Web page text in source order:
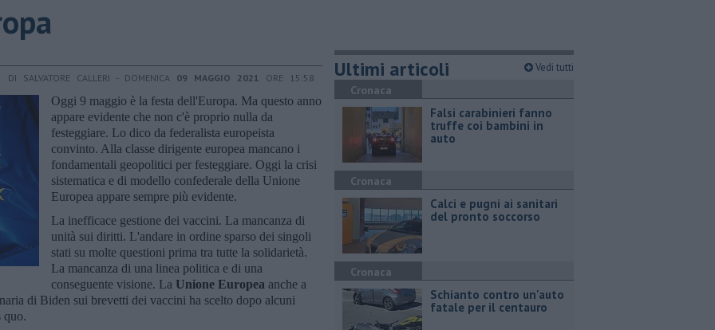
DI SALVATORE CALLERI - DOMENICA 09 MAGGIO 2021 ORE 15:58
Oggi 9 maggio è la festa dell'Europa. Ma questo anno
appare evidente che non c'è proprio nulla da
festeggiare. Lo dico da federalista europeista
convinto. Alla classe dirigente europea mancano i
fondamentali geopolitici per festeggiare. Oggi la crisi
sistematica e di modello confederale della Unione
Europea appare sempre più evidente.
La inefficace gestione dei vaccini. La mancanza di
unità sui diritti. L'andare in ordine sparso dei singoli
stati su molte questioni prima tra tutte la solidarietà.
La mancanza di una linea politica e di una
conseguente visione. La Unione Europea anche a
di Biden sui brevetti dei vaccini ha scelto dopo alcuni
quo.
Ultimi articoli Vedi tutti
Cronaca
Falsi carabinieri fanno
truffe coi bambini in
auto
Cronaca
Calci e pugni ai sanitari
del pronto soccorso
Cronaca
Schianto contro un'auto
fatale per il centauro